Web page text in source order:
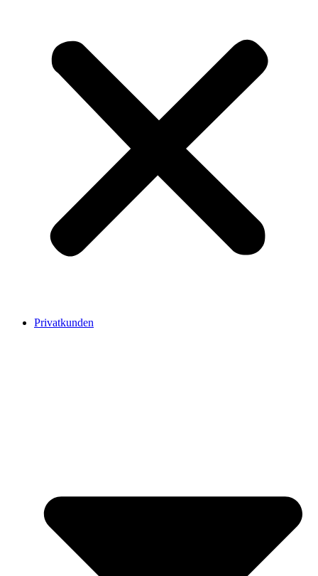
Privatkunden